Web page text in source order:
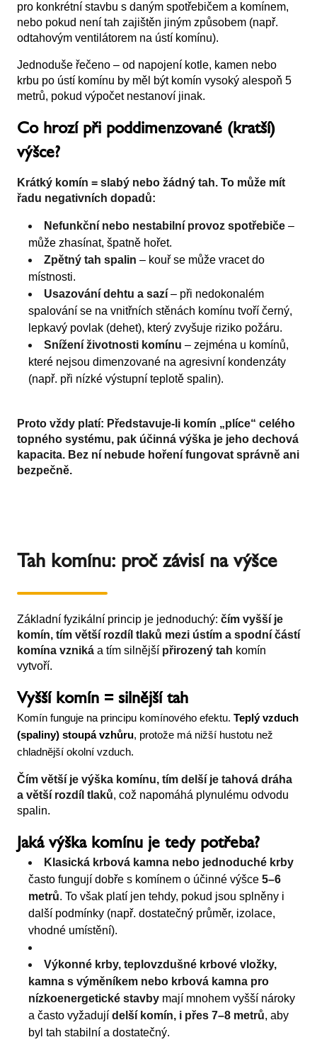
pro konkrétní stavbu s daným spotřebičem a komínem,
nebo pokud není tah zajištěn jiným způsobem (např.
odtahovým ventilátorem na ústí komínu).
Jednoduše řečeno – od napojení kotle, kamen nebo
krbu po ústí komínu by měl být komín vysoký alespoň 5
metrů, pokud výpočet nestanoví jinak.
Co hrozí při poddimenzované (kratší)
výšce?
Krátký komín = slabý nebo žádný tah. To může mít
řadu negativních dopadů:
Nefunkční nebo nestabilní provoz spotřebiče –
může zhasínat, špatně hořet.
Zpětný tah spalin – kouř se může vracet do
místnosti.
Usazování dehtu a sazí – při nedokonalém
spalování se na vnitřních stěnách komínu tvoří černý,
lepkavý povlak (dehet), který zvyšuje riziko požáru.
Snížení životnosti komínu – zejména u komínů,
které nejsou dimenzované na agresivní kondenzáty
(např. při nízké výstupní teplotě spalin).
Proto vždy platí: Představuje-li komín „plíce“ celého
topného systému, pak účinná výška je jeho dechová
kapacita. Bez ní nebude hoření fungovat správně ani
bezpečně.
Tah komínu: proč závisí na výšce
Základní fyzikální princip je jednoduchý: čím vyšší je
komín, tím větší rozdíl tlaků mezi ústím a spodní částí
komína vzniká a tím silnější přirozený tah komín
vytvoří.
Vyšší komín = silnější tah
Komín funguje na principu komínového efektu. Teplý vzduch
(spaliny) stoupá vzhůru, protože má nižší hustotu než
chladnější okolní vzduch.
Čím větší je výška komínu, tím delší je tahová dráha
a větší rozdíl tlaků, což napomáhá plynulému odvodu
spalin.
Jaká výška komínu je tedy potřeba?
Klasická krbová kamna nebo jednoduché krby
často fungují dobře s komínem o účinné výšce 5–6
metrů. To však platí jen tehdy, pokud jsou splněny i
další podmínky (např. dostatečný průměr, izolace,
vhodné umístění).
Výkonné krby, teplovzdušné krbové vložky,
kamna s výměníkem nebo krbová kamna pro
nízkoenergetické stavby mají mnohem vyšší nároky
a často vyžadují delší komín, i přes 7–8 metrů, aby
byl tah stabilní a dostatečný.